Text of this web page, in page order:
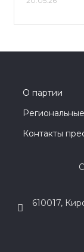
О партии
Контакты
610017,